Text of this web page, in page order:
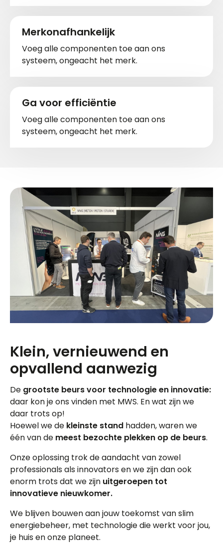
Merkonafhankelijk
Voeg alle componenten toe aan ons
systeem, ongeacht het merk.
Ga voor efficiëntie
Voeg alle componenten toe aan ons
systeem, ongeacht het merk.
Klein, vernieuwend en
opvallend aanwezig
De grootste beurs voor technologie en innovatie:
daar kon je ons vinden met MWS. En wat zijn we
daar trots op!
Hoewel we de kleinste stand hadden, waren we
één van de meest bezochte plekken op de beurs.
Onze oplossing trok de aandacht van zowel
professionals als innovators en we zijn dan ook
enorm trots dat we zijn uitgeroepen tot
innovatieve nieuwkomer.
We blijven bouwen aan jouw toekomst van slim
energiebeheer, met technologie die werkt voor jou,
je huis en onze planeet.